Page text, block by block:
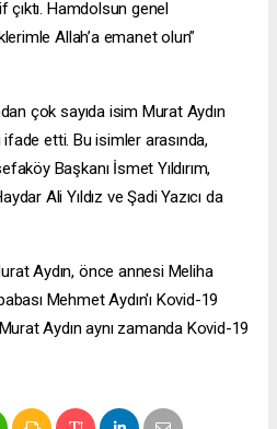
Hamdolsun genel
Allah’a emanet olun”
çok sayıda isim Murat Aydın
etti. Bu isimler arasında,
Başkanı İsmet Yıldırım,
Ali Yıldız ve Şadi Yazıcı da
Aydın, önce annesi Meliha
Mehmet Aydın'ı Kovid-19
Aydın aynı zamanda Kovid-19